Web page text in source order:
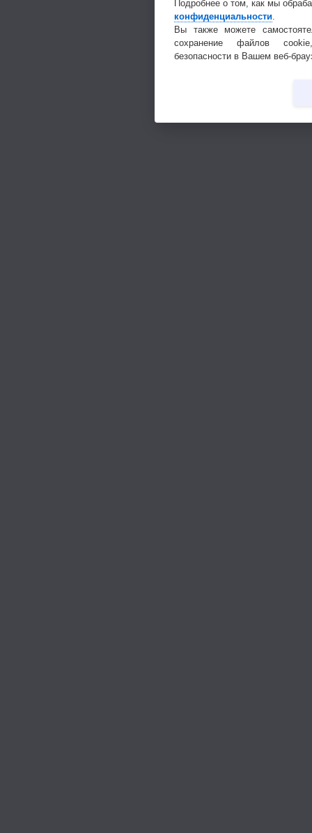
Подробнее о том, как мы
конфиденциальности.
Вы также можете
сохранение файлов
безопасности в Вашем веб-